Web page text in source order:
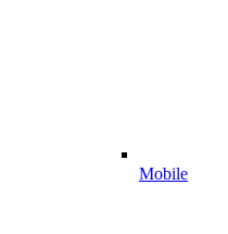
Mobile